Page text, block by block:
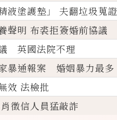
液塗護墊」 夫翻垃圾蒐
聲明 布裘拒簽婚前協議
英國法院不理
暴通報案 婚姻暴力最多
效 法檢批
徵信人員猛敲詐